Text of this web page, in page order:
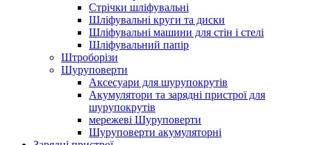
Стрічки шліфувальні
Шліфувальні круги та диски
Шліфувальні машини для стін і стелі
Шліфувальний папір
Штроборізи
Шуруповерти
Аксесуари для шурупокрутів
Акумулятори та зарядні пристрої для
шурупокрутів
мережеві Шуруповерти
Шуруповерти акумуляторні